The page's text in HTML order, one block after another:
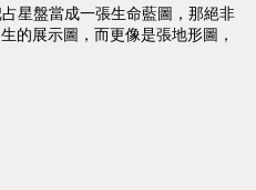
星盤當成一張生命藍圖，那絕非
的展示圖，而更像是張地形圖，